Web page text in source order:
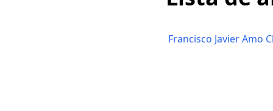
Francisco Javier Amo